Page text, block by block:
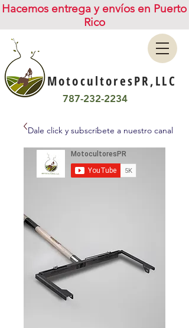
Hacemos entrega y envíos en Puerto
Rico
MotocultoresPR,LLC
787-232-2234
Dale click y subscríbete a nuestro canal